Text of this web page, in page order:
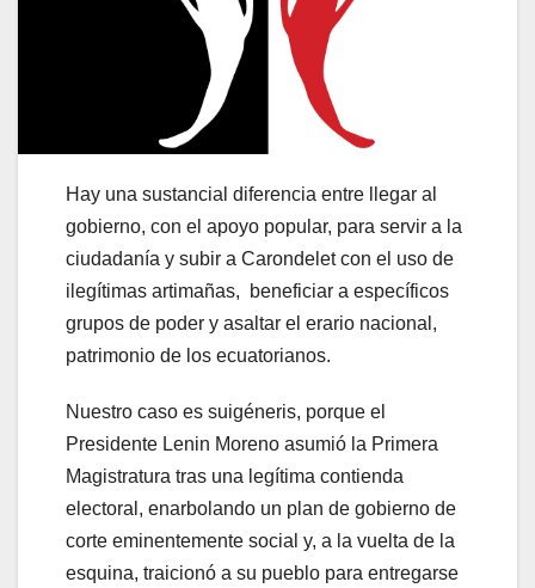
Hay una sustancial diferencia entre llegar al
gobierno, con el apoyo popular, para servir a la
ciudadanía y subir a Carondelet con el uso de
ilegítimas artimañas, beneficiar a específicos
grupos de poder y asaltar el erario nacional,
patrimonio de los ecuatorianos.
Nuestro caso es suigéneris, porque el
Presidente Lenin Moreno asumió la Primera
Magistratura tras una legítima contienda
electoral, enarbolando un plan de gobierno de
corte eminentemente social y, a la vuelta de la
esquina, traicionó a su pueblo para entregarse